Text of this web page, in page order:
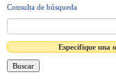
Consulta de búsqueda
Especifique una